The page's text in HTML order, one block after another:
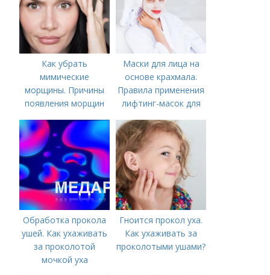
Как убрать
мимические
морщины. Причины
появления морщин
Маски для лица на
основе крахмала.
Правила применения
лифтинг-масок для
Обработка прокола
ушей. Как ухаживать
за проколотой
мочкой уха
Гноится прокол уха.
Как ухаживать за
проколотыми ушами?